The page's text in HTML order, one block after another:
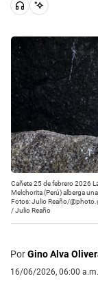
Cañete 25 de febrero 2026
Melchorita (Perú) alberga
Fotos: Julio Reaño/
/Julio Reaño
PorGino Alva
16/06/2026, 06:00 a.m.